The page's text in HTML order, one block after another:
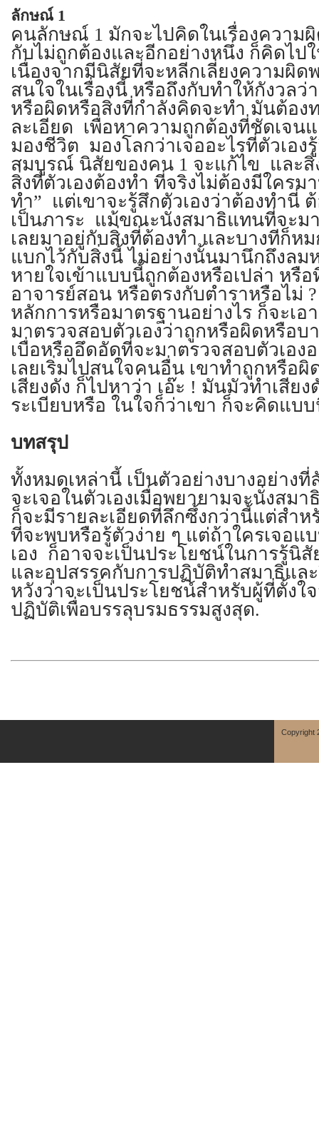
ลักษณ์ 1
คนลักษณ์ 1 มักจะไปคิดในเรื่องความ
กับไม่ถูกต้องและอีกอย่างหนึ่ง ก็คิดไป
เนื่องจากมีนิสัยที่จะหลีกเลี่ยงความผิ
สนใจในเรื่องนี้ หรือถึงกับทำให้กังวลว่
หรือผิดหรือสิ่งที่กำลังคิดจะทำ มันต้อ
ละเอียด เพื่อหาความถูกต้องที่ชัดเจน
มองชีวิต มองโลกว่าเจออะไรที่ตัวเอง
สมบูรณ์ นิสัยของคน 1 จะแก้ไข และสิ่
สิ่งที่ตัวเองต้องทำ ที่จริงไม่ต้องมีใครม
ทำ” แต่เขาจะรู้สึกตัวเองว่าต้องทำนี่
เป็นภาระ แม้ขณะนั่งสมาธิแทนที่จะม
เลยมาอยู่กับสิ่งที่ต้องทำ และบางทีก็ห
แบกไว้กับสิ่งนี้ ไม่อย่างนั้นมานึกถึงลม
หายใจเข้าแบบนี้ถูกต้องหรือเปล่า หรื
อาจารย์สอน หรือตรงกับตำราหรือไม่
หลักการหรือมาตรฐานอย่างไร ก็จะเอ
มาตรวจสอบตัวเองว่าถูกหรือผิดหรือบ
เบื่อหรืออึดอัดที่จะมาตรวจสอบตัวเอง
เลยเริ่มไปสนใจคนอื่น เขาทำถูกหรือ
เสียงดัง ก็ไปหาว่า เอ๊ะ ! มันมัวทำเสีย
ระเบียบหรือ ในใจก็ว่าเขา ก็จะคิดแบ
บทสรุป
ทั้งหมดเหล่านี้ เป็นตัวอย่างบางอย่า
จะเจอในตัวเองเมื่อพยายามจะนั่งสม
ก็จะมีรายละเอียดที่ลึกซึ้งกว่านี้แต่สำ
ที่จะพบหรือรู้ตัวง่าย ๆ แต่ถ้าใครเจอแ
เอง ก็อาจจะเป็นประโยชน์ในการรู้นิ
และอุปสรรคกับการปฏิบัติทำสมาธิแล
หวังว่าจะเป็นประโยชน์สำหรับผู้ที่ตั้งใ
ปฏิบัติเพื่อบรรลุบรมธรรมสูงสุด.
Copyright